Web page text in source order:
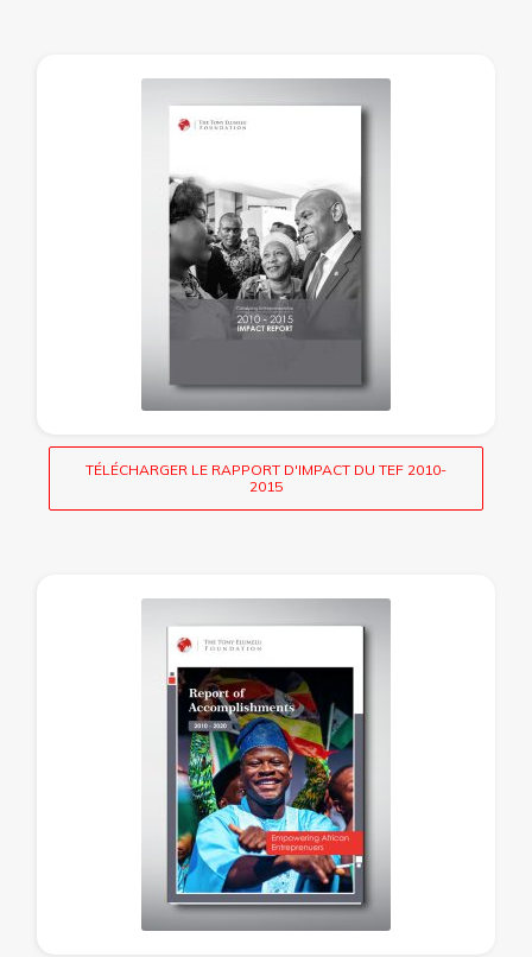
TÉLÉCHARGER LE RAPPORT D'IMPACT DU TEF 2010-
2015